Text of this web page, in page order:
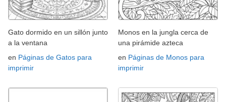
Gato dormido en un sillón junto
a la ventana
en Páginas de Gatos para
imprimir
Monos en la jungla cerca de
una pirámide azteca
en Páginas de Monos para
imprimir